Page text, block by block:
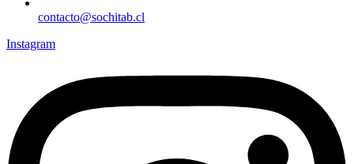
contacto@sochitab.cl
Instagram